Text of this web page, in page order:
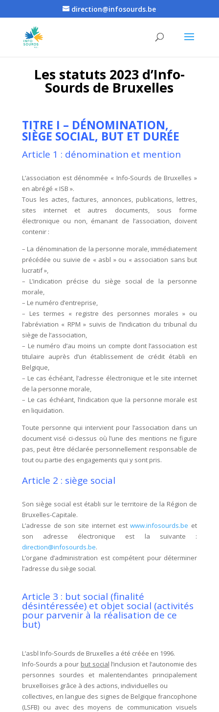
direction@infosourds.be
Les statuts 2023 d’Info-
Sourds de Bruxelles
TITRE I – DÉNOMINATION,
SIÈGE SOCIAL, BUT ET DURÉE
Article 1 : dénomination et mention
L’association est dénommée « Info-Sourds de Bruxelles »
en abrégé « ISB ».
Tous les actes, factures, annonces, publications, lettres,
sites internet et autres documents, sous forme
électronique ou non, émanant de l’association, doivent
contenir :
– La dénomination de la personne morale, immédiatement
précédée ou suivie de « asbl » ou « association sans but
lucratif »,
– L’indication précise du siège social de la personne
morale,
– Le numéro d’entreprise,
– Les termes « registre des personnes morales » ou
l’abréviation « RPM » suivis de l’indication du tribunal du
siège de l’association,
– Le numéro d’au moins un compte dont l’association est
titulaire auprès d’un établissement de crédit établi en
Belgique,
– Le cas échéant, l’adresse électronique et le site internet
de la personne morale,
– Le cas échéant, l’indication que la personne morale est
en liquidation.
Toute personne qui intervient pour l’association dans un
document visé ci-dessus où l’une des mentions ne figure
pas, peut être déclarée personnellement responsable de
tout ou partie des engagements qui y sont pris.
Article 2 : siège social
Son siège social est établi sur le territoire de la Région de
Bruxelles-Capitale.
L’adresse de son site internet estwww.infosourds.be et
son adresse électronique est la suivante :
direction@infosourds.be.
L’organe d’administration est compétent pour déterminer
l’adresse du siège social.
Article 3 : but social (finalité
désintéressée) et objet social (activités
pour parvenir à la réalisation de ce
but)
L’asbl Info-Sourds de Bruxelles a été créée en 1996.
Info-Sourds a pour but social l’inclusion et l’autonomie des
personnes sourdes et malentendantes principalement
bruxelloises grâce à des actions, individuelles ou
collectives, en langue des signes de Belgique francophone
(LSFB) ou avec des moyens de communication visuels